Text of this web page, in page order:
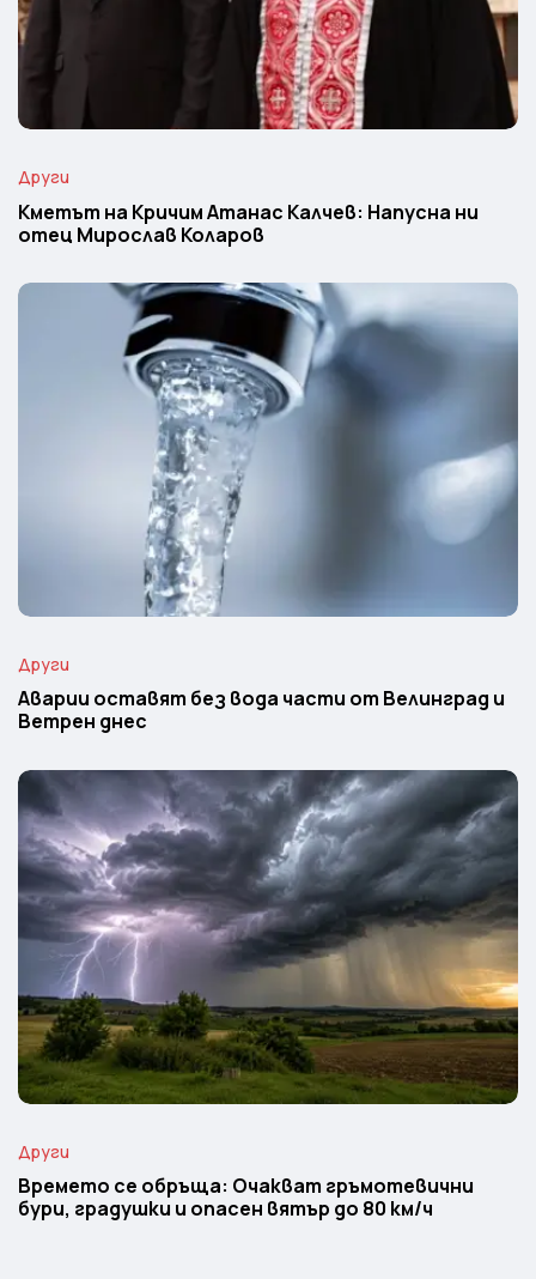
Други
Кметът на Кричим Атанас Калчев: Напусна ни
отец Мирослав Коларов
Други
Аварии оставят без вода части от Велинград и
Ветрен днес
Други
Времето се обръща: Очакват гръмотевични
бури, градушки и опасен вятър до 80 км/ч